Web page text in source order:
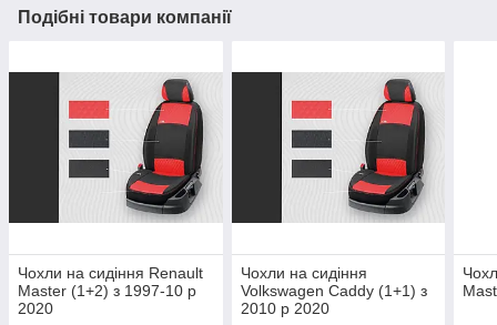
Подібні товари компанії
Чохли на сидіння Renault
Master (1+2) з 1997-10 р
2020
Чохли на сидіння
Volkswagen Caddy (1+1) з
2010 р 2020